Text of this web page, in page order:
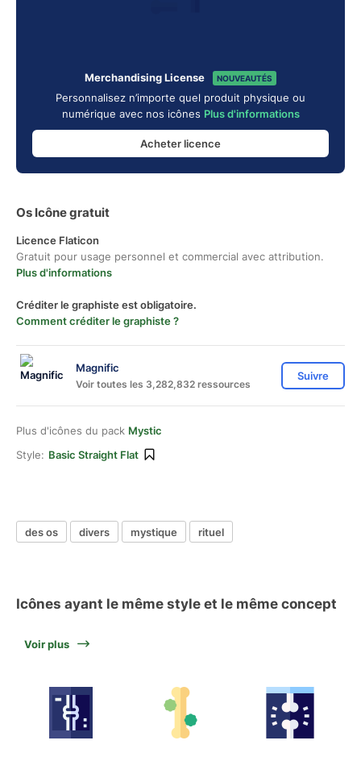
Merchandising License NOUVEAUTÉS
Personnalisez n’importe quel produit physique ou
numérique avec nos icônes Plus d'informations
Acheter licence
Os Icône gratuit
Licence Flaticon
Gratuit pour usage personnel et commercial avec attribution.
Plus d'informations
Créditer le graphiste est obligatoire.
Comment créditer le graphiste ?
Magnific
Voir toutes les 3,282,832 ressources
Suivre
Plus d'icônes du pack Mystic
Style: Basic Straight Flat
des os divers mystique rituel
Icônes ayant le même style et le même concept
Voir plus